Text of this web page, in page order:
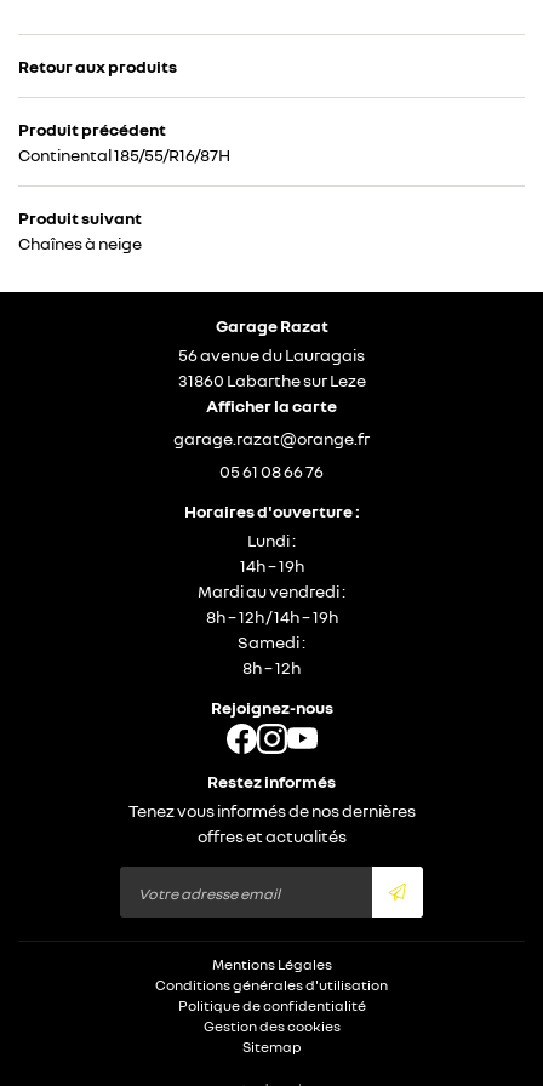
TUTOS
ACTU’
AVIS
Retour aux produits
Produit précédent
Continental 185/55/R16/87H
Produit suivant
Chaînes à neige
Garage Razat
56 avenue du Lauragais
31860 Labarthe sur Leze
Afficher la carte
05 61 08 66 76
Horaires d'ouverture :
Lundi :
14h – 19h
Mardi au vendredi :
8h – 12h / 14h – 19h
Samedi :
8h – 12h
Rejoignez-nous
Restez informés
Tenez vous informés de nos dernières
offres et actualités
Mentions Légales
Conditions générales d'utilisation
Politique de confidentialité
Gestion des cookies
Sitemap